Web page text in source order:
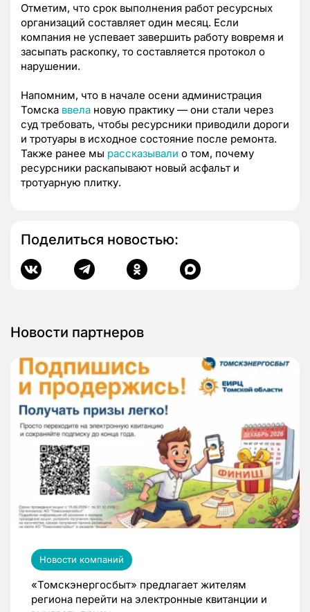
Отметим, что срок выполнения работ ресурсных
организаций составляет один месяц. Если
компания не успевает завершить работу вовремя и
засыпать раскопку, то составляется протокол о
нарушении.
Напомним, что в начале осени администрация
Томска ввела новую практику — они стали через
суд требовать, чтобы ресурсники приводили дороги
и тротуары в исходное состояние после ремонта.
Также ранее мы рассказывали о том, почему
ресурсники раскапывают новый асфальт и
тротуарную плитку.
Поделиться новостью:
Новости партнеров
Новости компаний
«Томскэнергосбыт» предлагает жителям
региона перейти на электронные квитанции и